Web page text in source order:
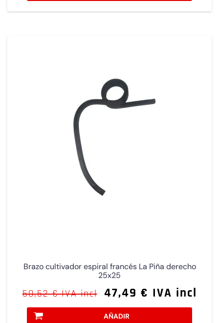
Brazo cultivador espiral francés La Piña derecho
25x25
50,52 € IVA incl 47,49 € IVA incl
AÑADIR